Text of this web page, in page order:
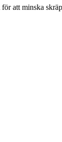
att minska